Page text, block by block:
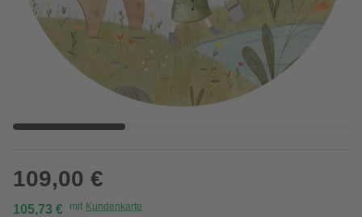
109,00 €
105,73 € mit Kundenkarte